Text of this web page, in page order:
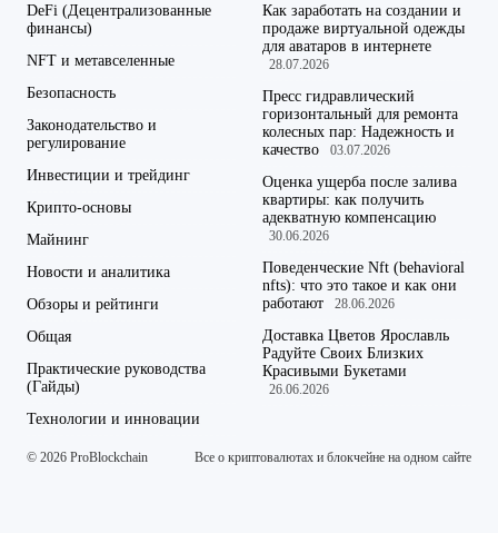
DeFi (Децентрализованные
финансы)
NFT и метавселенные
Безопасность
Законодательство и
регулирование
Инвестиции и трейдинг
Крипто-основы
Майнинг
Новости и аналитика
Обзоры и рейтинги
Общая
Практические руководства
(Гайды)
Технологии и инновации
Как заработать на создании и
продаже виртуальной одежды
для аватаров в интернете
28.07.2026
Пресс гидравлический
горизонтальный для ремонта
колесных пар: Надежность и
качество
03.07.2026
Оценка ущерба после залива
квартиры: как получить
адекватную компенсацию
30.06.2026
Поведенческие Nft (behavioral
nfts): что это такое и как они
работают
28.06.2026
Доставка Цветов Ярославль
Радуйте Своих Близких
Красивыми Букетами
26.06.2026
© 2026 ProBlockchain Все о криптовалютах и блокчейне на одном сайте